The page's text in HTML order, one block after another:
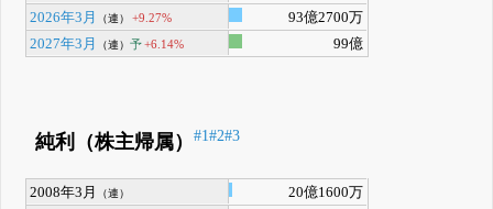
2026年3月
（連） +9.27%
93億2700万
2027年3月
（連）予+6.14% 99億
純利（株主帰属）#1#2#3
2008年3月 （連）
20億1600万